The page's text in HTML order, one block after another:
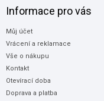
Informace pro vás
Můj účet
Vrácení a reklamace
Vše o nákupu
Kontakt
Otevírací doba
Doprava a platba